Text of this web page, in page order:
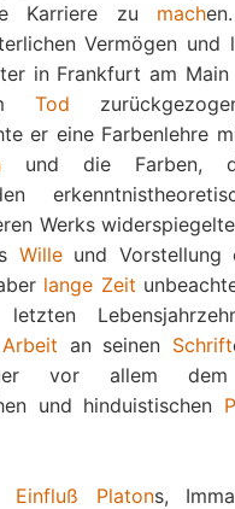
Karriere zu mach
Vermögen und
in Frankfurt am
Tod
er eine Farbenlehre
und die Farben,
Werks
Willeund Vorstellung
lange Zeit
Arbeit an seinen Schrift
vor allem
und hinduistischen
Einfluß Platons,